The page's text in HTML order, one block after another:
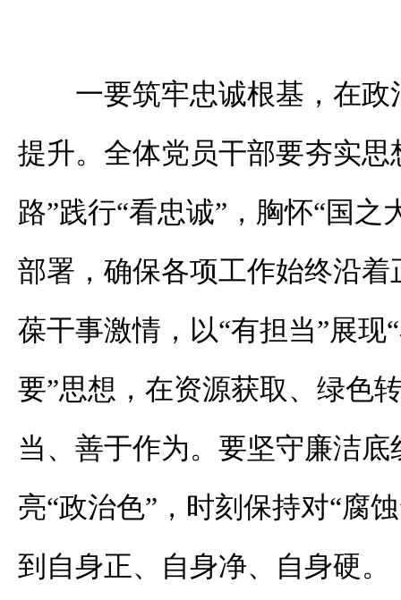
一要筑牢忠诚根基，在
提升。全体党员干部要夯实思
路”践行“看忠诚”，胸怀“国之
部署，确保各项工作始终沿
葆干事激情，以“有担当”展现
要”思想，在资源获取、绿色
当、善于作为。要坚守廉洁底
亮“政治色”，时刻保持对“腐
到自身正、自身净、自身硬。